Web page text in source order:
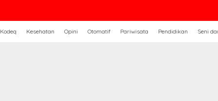
Kesehatan Opini Otomatif Pariwisata Pendidikan Seni